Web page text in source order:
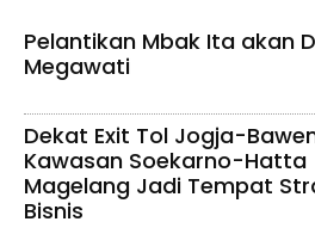
Pelantikan Mbak Ita akan
Megawati
Dekat Exit Tol Jogja-
Kawasan Soekarno-Hatta
Magelang Jadi Tempat
Bisnis